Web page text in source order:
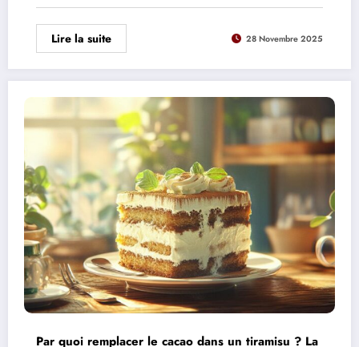
Lire la suite 28 Novembre 2025
Par quoi remplacer le cacao dans un tiramisu ? La